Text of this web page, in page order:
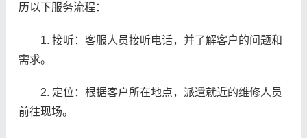
历以下服务流程：
1. 接听：客服人员接听电话，并了解客户的问题和
需求。
2. 定位：根据客户所在地点，派遣就近的维修人员
前往现场。